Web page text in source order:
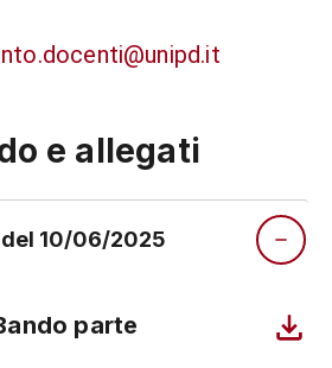
e allegati
10/06/2025
parte